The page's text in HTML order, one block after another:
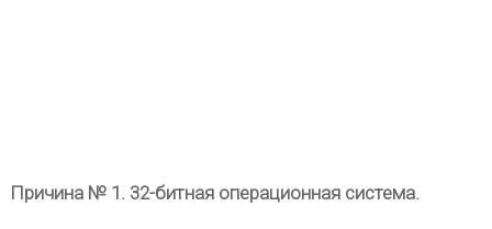
Причина № 1. 32-битная операционная система.